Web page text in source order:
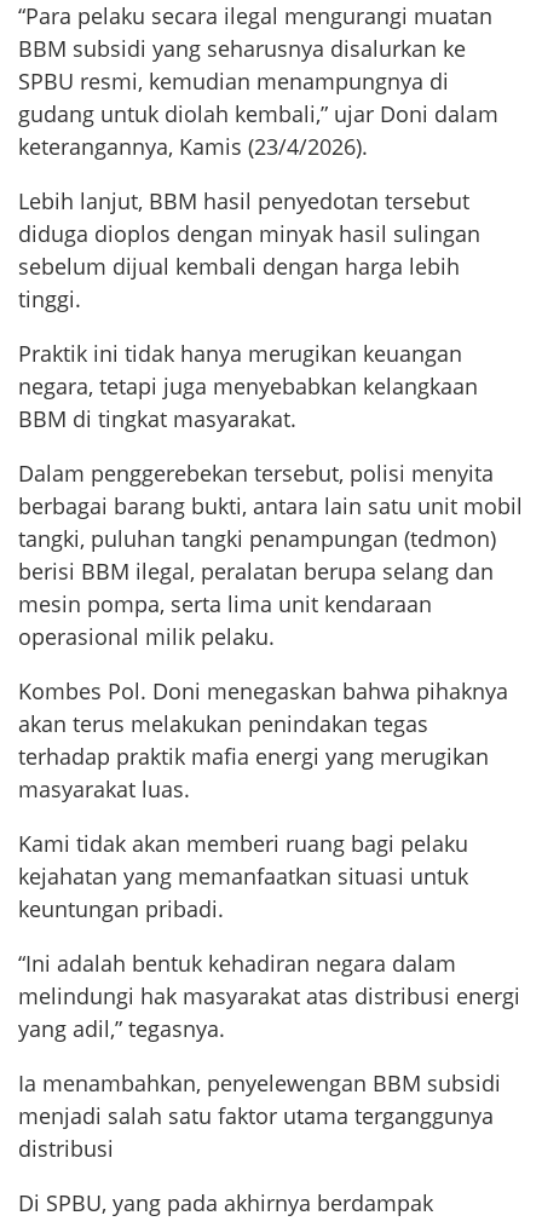
“Para pelaku secara ilegal mengurangi muatan
BBM subsidi yang seharusnya disalurkan ke
SPBU resmi, kemudian menampungnya di
gudang untuk diolah kembali,” ujar Doni dalam
keterangannya, Kamis (23/4/2026).
Lebih lanjut, BBM hasil penyedotan tersebut
diduga dioplos dengan minyak hasil sulingan
sebelum dijual kembali dengan harga lebih
tinggi.
Praktik ini tidak hanya merugikan keuangan
negara, tetapi juga menyebabkan kelangkaan
BBM di tingkat masyarakat.
Dalam penggerebekan tersebut, polisi menyita
berbagai barang bukti, antara lain satu unit mobil
tangki, puluhan tangki penampungan (tedmon)
berisi BBM ilegal, peralatan berupa selang dan
mesin pompa, serta lima unit kendaraan
operasional milik pelaku.
Kombes Pol. Doni menegaskan bahwa pihaknya
akan terus melakukan penindakan tegas
terhadap praktik mafia energi yang merugikan
masyarakat luas.
Kami tidak akan memberi ruang bagi pelaku
kejahatan yang memanfaatkan situasi untuk
keuntungan pribadi.
“Ini adalah bentuk kehadiran negara dalam
melindungi hak masyarakat atas distribusi energi
yang adil,” tegasnya.
Ia menambahkan, penyelewengan BBM subsidi
menjadi salah satu faktor utama terganggunya
distribusi
Di SPBU, yang pada akhirnya berdampak